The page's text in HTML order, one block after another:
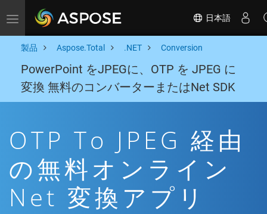
Toggle navigation 日本語
製品 Aspose.Total .NET Conversion
PowerPoint をJPEGに、OTP を JPEG に
変換 無料のコンバーターまたはNet SDK
OTP To JPEG 経由
の無料オンライン
Net 変換アプリ